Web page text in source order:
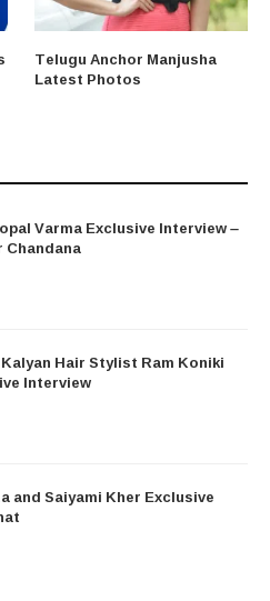
Telugu Anchor Manjusha
Latest Photos
Varma Exclusive Interview –
Chandana
Hair Stylist Ram Koniki
Interview
and Saiyami Kher Exclusive